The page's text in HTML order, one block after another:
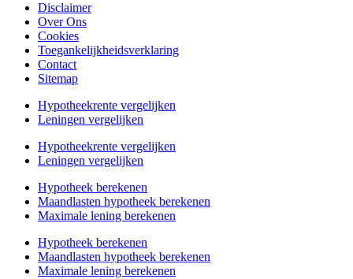
Disclaimer
Over Ons
Cookies
Toegankelijkheidsverklaring
Contact
Sitemap
Hypotheekrente vergelijken
Leningen vergelijken
Hypotheekrente vergelijken
Leningen vergelijken
Hypotheek berekenen
Maandlasten hypotheek berekenen
Maximale lening berekenen
Hypotheek berekenen
Maandlasten hypotheek berekenen
Maximale lening berekenen